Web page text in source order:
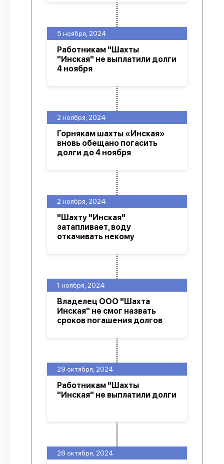
28 октября, 2024
29 октября, 2024
Работникам "Шахты
"Инская" не выплатили долги
1 ноября, 2024
Владелец ООО "Шахта
Инская" не смог назвать
сроков погашения долгов
2 ноября, 2024
"Шахту "Инская"
затапливает, воду
откачивать некому
2 ноября, 2024
Горнякам шахты «Инская»
вновь обещано погасить
долги до 4 ноября
5 ноября, 2024
Работникам "Шахты
"Инская" не выплатили долги
4 ноября